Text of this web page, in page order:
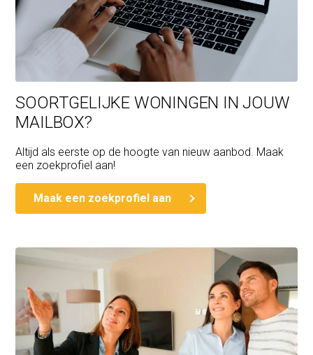
SOORTGELIJKE WONINGEN IN JOUW
MAILBOX?
Altijd als eerste op de hoogte van nieuw aanbod. Maak
een zoekprofiel aan!
Maak een zoekprofiel aan